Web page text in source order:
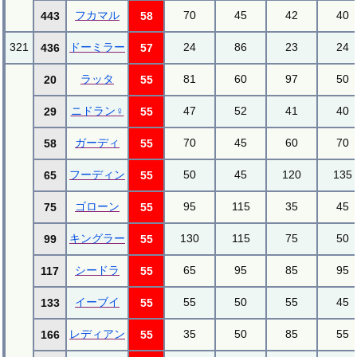
443 フカマル 58 70 45 42 40
321 436 ドーミラー 57 24 86 23 24
20 ラッタ 55 81 60 97 50
29 ニドラン♀ 55 47 52 41 40
58 ガーディ 55 70 45 60 70
65 フーディン 55 50 45 120 135
75 ゴローン 55 95 115 35 45
99 キングラー 55 130 115 75 50
117 シードラ 55 65 95 85 95
133 イーブイ 55 55 50 55 45
166 レディアン 55 35 50 85 55